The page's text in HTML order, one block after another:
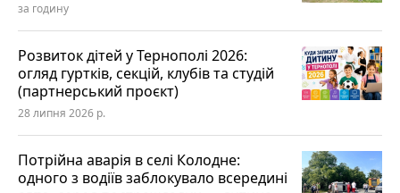
за годину
Розвиток дітей у Тернополі 2026:
огляд гуртків, секцій, клубів та студій
(партнерський проєкт)
28 липня 2026 р.
Потрійна аварія в селі Колодне:
одного з водіїв заблокувало всередині